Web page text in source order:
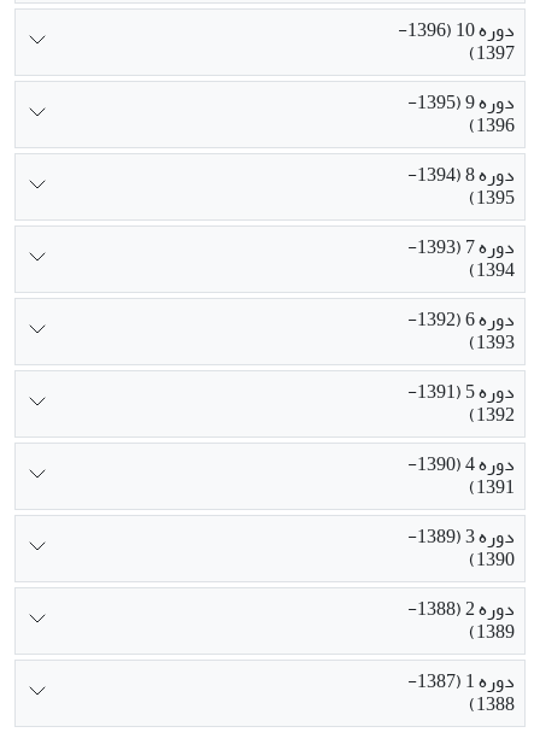
دوره 10 (1396-
1397)
دوره 9 (1395-
1396)
دوره 8 (1394-
1395)
دوره 7 (1393-
1394)
دوره 6 (1392-
1393)
دوره 5 (1391-
1392)
دوره 4 (1390-
1391)
دوره 3 (1389-
1390)
دوره 2 (1388-
1389)
دوره 1 (1387-
1388)